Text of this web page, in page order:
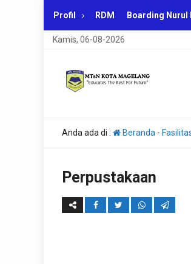
Profil RDM Boarding Nurul
Kamis, 06-08-2026
Anda ada di : Beranda -
Perpustakaan